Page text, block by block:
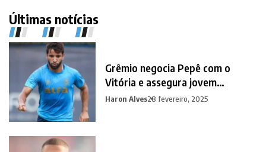
Últimas notícias
Grêmio negocia Pepê com o
Vitória e assegura jovem
promessa em contrapartida
Haron Alves28 fevereiro, 2025